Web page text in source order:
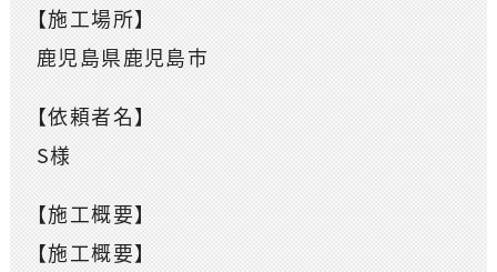
【施工場所】
鹿児島県鹿児島市
【依頼者名】
S様
【施工概要】
【施工概要】